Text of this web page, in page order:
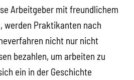
Arbeitgeber mit freundlichem
werden Praktikanten nach
nicht nur nicht
bezahlen, um arbeiten zu
ein in der Geschichte